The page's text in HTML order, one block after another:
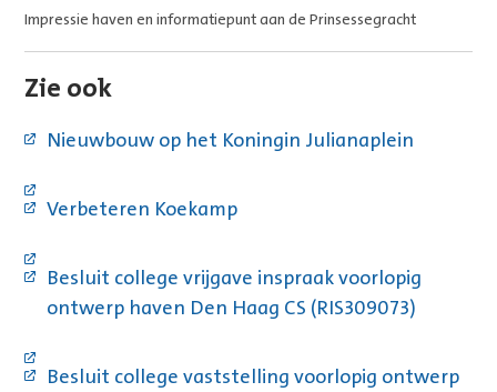
Impressie haven en informatiepunt aan de Prinsessegracht
Zie ook
Nieuwbouw op het Koningin Julianaplein
Verbeteren Koekamp
Besluit college vrijgave inspraak voorlopig
ontwerp haven Den Haag CS (RIS309073)
Besluit college vaststelling voorlopig ontwerp